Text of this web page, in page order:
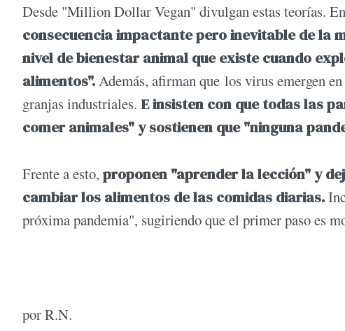
Desde "Million Dollar Vegan" divulgan estas teorías.
consecuencia impactante pero inevitable de la
nivel de bienestar animal que existe cuando
alimentos".Además, afirman que los virus emergen
granjas industriales. E insisten con que todas las
comer animales" y sostienen que "ninguna
Frente a esto, proponen "aprender la lección" y
cambiar los alimentos de las comidas diarias.
próxima pandemia", sugiriendo que el primer paso es
por R.N.